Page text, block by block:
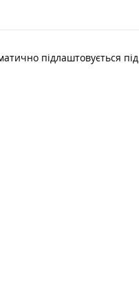
підлаштовується під